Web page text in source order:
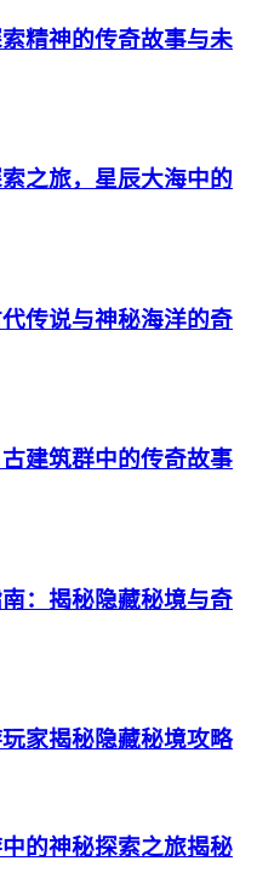
精神的传奇故事与未
之旅，星辰大海中的
传说与神秘海洋的奇
建筑群中的传奇故事
：揭秘隐藏秘境与奇
家揭秘隐藏秘境攻略
的神秘探索之旅揭秘